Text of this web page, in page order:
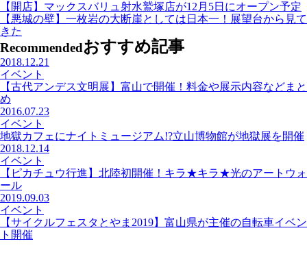
【開店】マックスバリュ射水鷲塚店が12月5日にオープン予定
【悪城の壁】一枚岩の大断崖としては日本一！展望台から見て
きた
Recommendedおすすめ記事
2018.12.21
イベント
【古代アンデス文明展】富山で開催！料金や展示内容などまと
め
2016.07.23
イベント
地獄カフェにナイトミュージアム!?立山博物館が地獄展を開催
2018.12.14
イベント
【ピカチュウ行進】北陸初開催！キラ★キラ★光のアートウォ
ール
2019.09.03
イベント
【サイクルフェスタとやま2019】富山県が主催の自転車イベン
ト開催